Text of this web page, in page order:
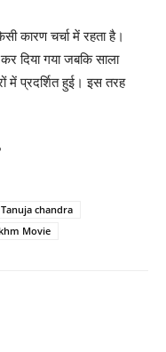
कारण चर्चा में रहता है।
दिया गया जबकि साला
में प्रदर्शित हुई। इस तरह
chandra
Movie